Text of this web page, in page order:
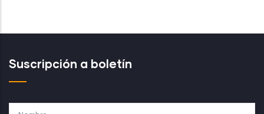
Suscripción a boletín
Nombre